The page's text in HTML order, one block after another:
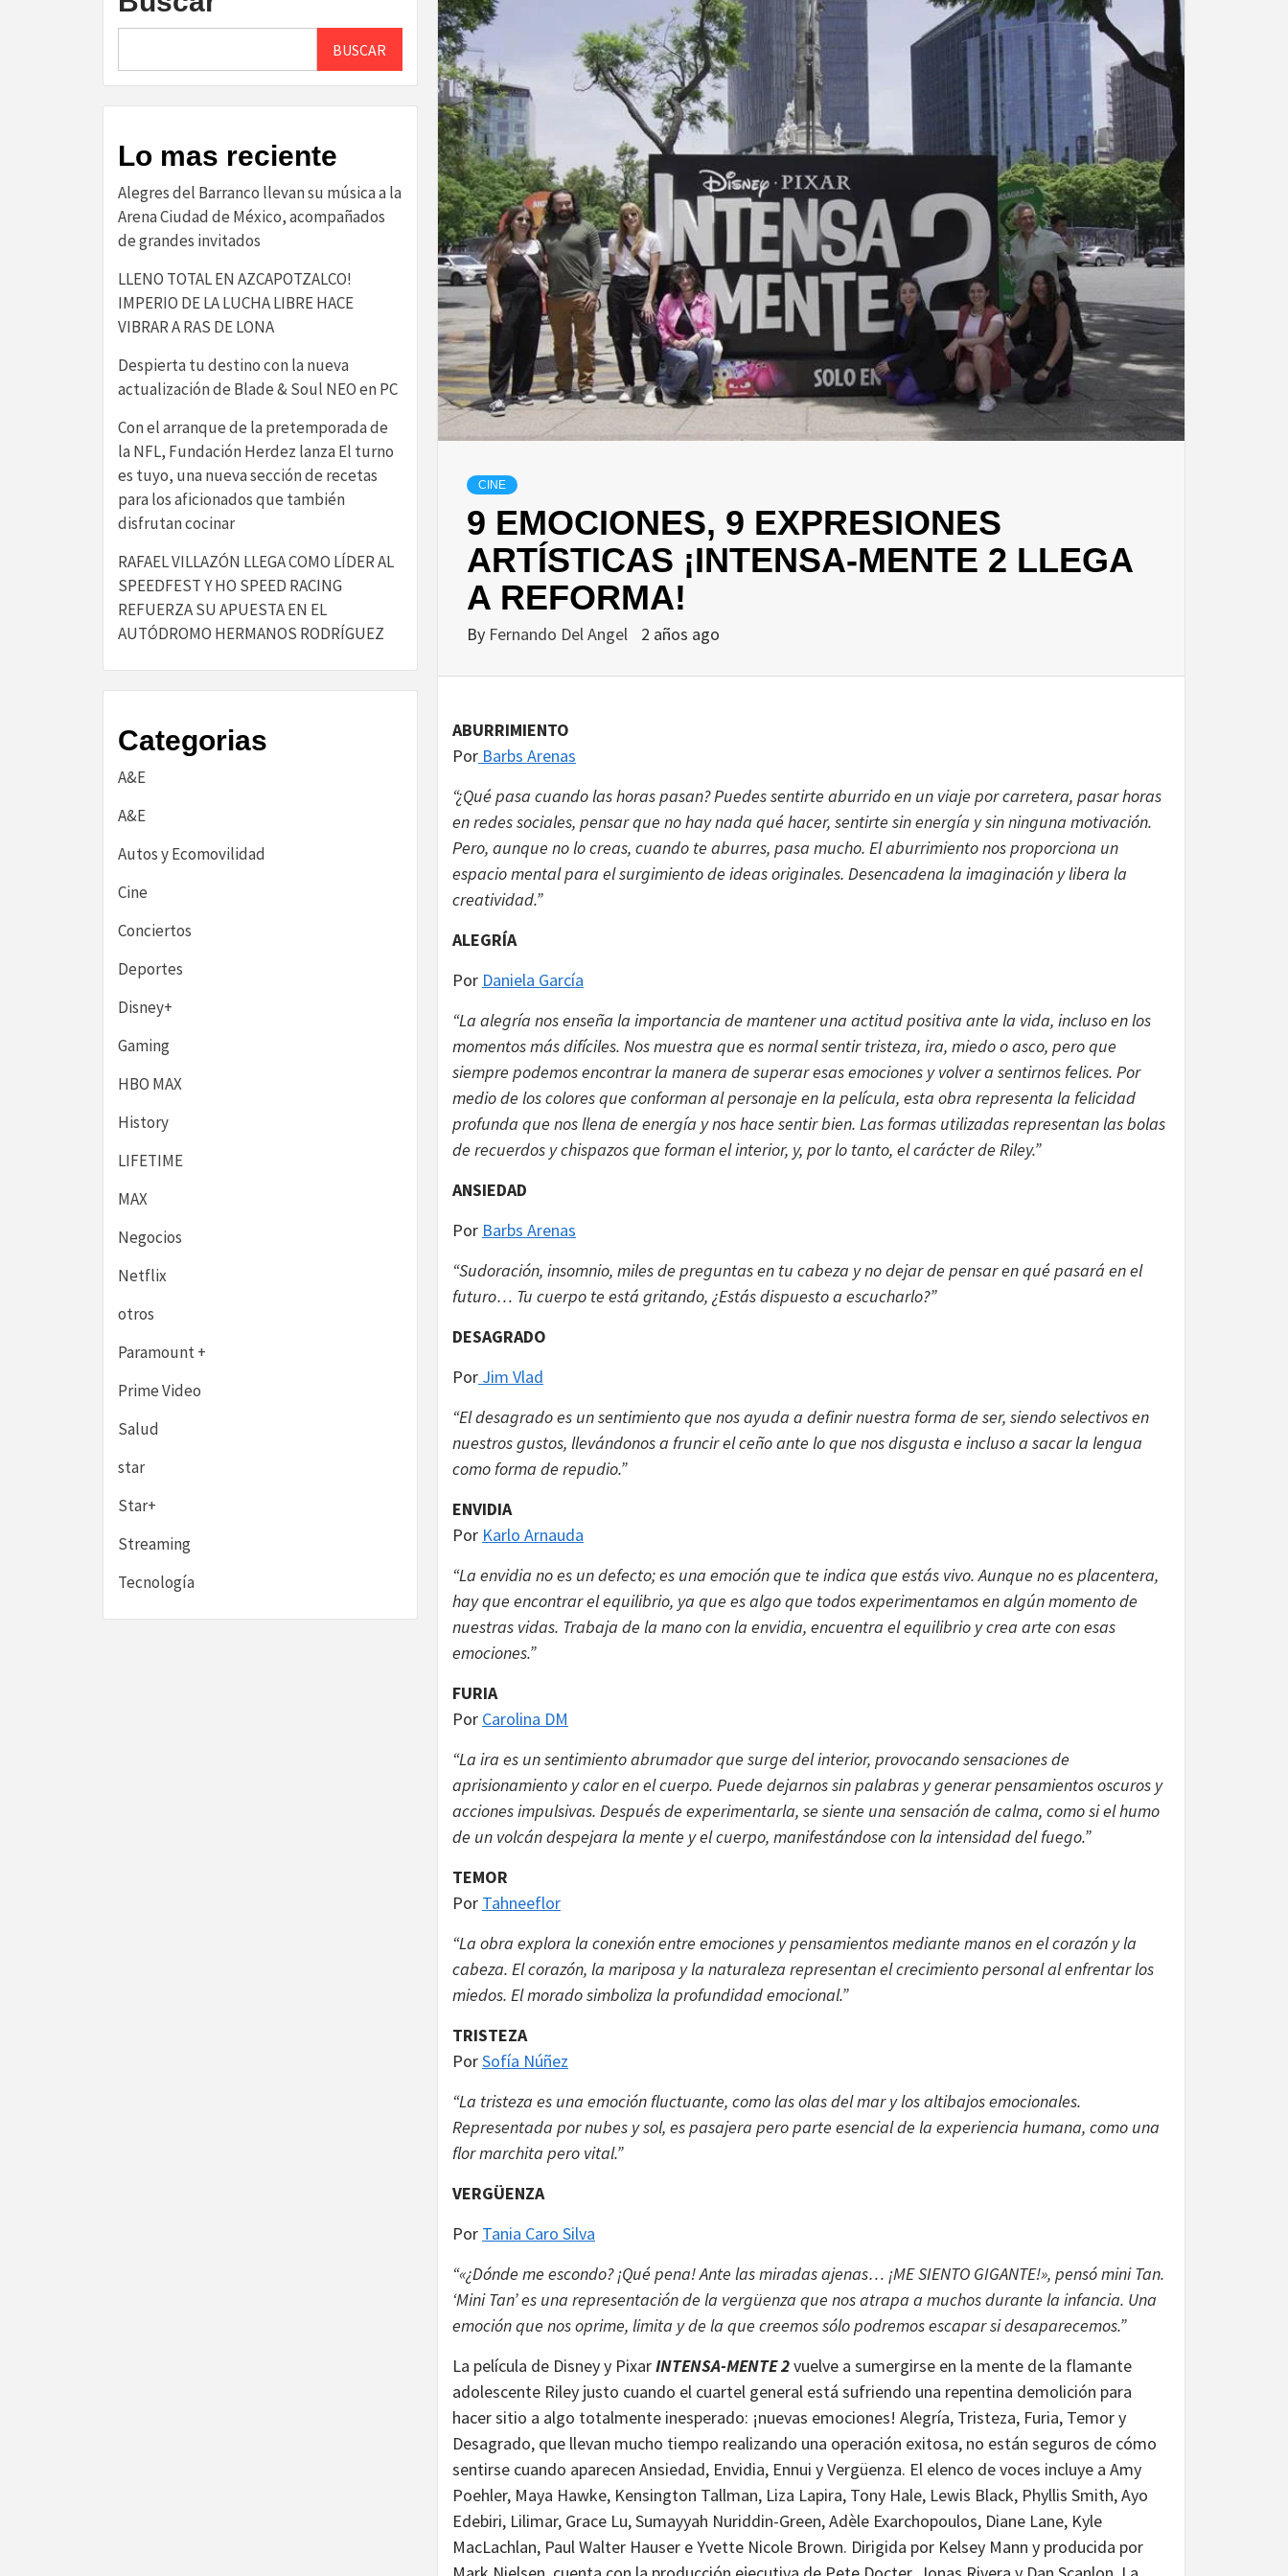
CINE
9 EMOCIONES, 9 EXPRESIONES
ARTÍSTICAS ¡INTENSA-MENTE 2 LLEGA
A REFORMA!
By Fernando Del Angel 2 años ago
ABURRIMIENTO
Por Barbs Arenas
“¿Qué pasa cuando las horas pasan? Puedes sentirte aburrido en un viaje por carretera, pasar horas
en redes sociales, pensar que no hay nada qué hacer, sentirte sin energía y sin ninguna motivación.
Pero, aunque no lo creas, cuando te aburres, pasa mucho. El aburrimiento nos proporciona un
espacio mental para el surgimiento de ideas originales. Desencadena la imaginación y libera la
creatividad.”
ALEGRÍA
Por Daniela García
“La alegría nos enseña la importancia de mantener una actitud positiva ante la vida, incluso en los
momentos más difíciles. Nos muestra que es normal sentir tristeza, ira, miedo o asco, pero que
siempre podemos encontrar la manera de superar esas emociones y volver a sentirnos felices. Por
medio de los colores que conforman al personaje en la película, esta obra representa la felicidad
profunda que nos llena de energía y nos hace sentir bien. Las formas utilizadas representan las bolas
de recuerdos y chispazos que forman el interior, y, por lo tanto, el carácter de Riley.”
ANSIEDAD
Por Barbs Arenas
“Sudoración, insomnio, miles de preguntas en tu cabeza y no dejar de pensar en qué pasará en el
futuro… Tu cuerpo te está gritando, ¿Estás dispuesto a escucharlo?”
DESAGRADO
Por Jim Vlad
“El desagrado es un sentimiento que nos ayuda a definir nuestra forma de ser, siendo selectivos en
nuestros gustos, llevándonos a fruncir el ceño ante lo que nos disgusta e incluso a sacar la lengua
como forma de repudio.”
ENVIDIA
Por Karlo Arnauda
“La envidia no es un defecto; es una emoción que te indica que estás vivo. Aunque no es placentera,
hay que encontrar el equilibrio, ya que es algo que todos experimentamos en algún momento de
nuestras vidas. Trabaja de la mano con la envidia, encuentra el equilibrio y crea arte con esas
emociones.”
FURIA
Por Carolina DM
“La ira es un sentimiento abrumador que surge del interior, provocando sensaciones de
aprisionamiento y calor en el cuerpo. Puede dejarnos sin palabras y generar pensamientos oscuros y
acciones impulsivas. Después de experimentarla, se siente una sensación de calma, como si el humo
de un volcán despejara la mente y el cuerpo, manifestándose con la intensidad del fuego.”
TEMOR
Por Tahneeflor
“La obra explora la conexión entre emociones y pensamientos mediante manos en el corazón y la
cabeza. El corazón, la mariposa y la naturaleza representan el crecimiento personal al enfrentar los
miedos. El morado simboliza la profundidad emocional.”
TRISTEZA
PorSofía Núñez
“La tristeza es una emoción fluctuante, como las olas del mar y los altibajos emocionales.
Representada por nubes y sol, es pasajera pero parte esencial de la experiencia humana, como una
flor marchita pero vital.”
VERGÜENZA
Por Tania Caro Silva
“«¿Dónde me escondo? ¡Qué pena! Ante las miradas ajenas… ¡ME SIENTO GIGANTE!», pensó mini Tan.
‘Mini Tan’ es una representación de la vergüenza que nos atrapa a muchos durante la infancia. Una
emoción que nos oprime, limita y de la que creemos sólo podremos escapar si desaparecemos.”
La película de Disney y PixarINTENSA-MENTE 2vuelve a sumergirse en la mente de la flamante
adolescente Riley justo cuando el cuartel general está sufriendo una repentina demolición para
hacer sitio a algo totalmente inesperado: ¡nuevas emociones! Alegría, Tristeza, Furia, Temor y
Desagrado, que llevan mucho tiempo realizando una operación exitosa, no están seguros de cómo
sentirse cuando aparecen Ansiedad, Envidia, Ennui y Vergüenza. El elenco de voces incluye a Amy
Poehler, Maya Hawke, Kensington Tallman, Liza Lapira, Tony Hale, Lewis Black, Phyllis Smith, Ayo
Edebiri, Lilimar, Grace Lu, Sumayyah Nuriddin-Green, Adèle Exarchopoulos, Diane Lane, Kyle
MacLachlan, Paul Walter Hauser e Yvette Nicole Brown. Dirigida por Kelsey Mann y producida por
BUSCAR
Lo mas reciente
Alegres del Barranco llevan su música a la
Arena Ciudad de México, acompañados
de grandes invitados
LLENO TOTAL EN AZCAPOTZALCO!
IMPERIO DE LA LUCHA LIBRE HACE
VIBRAR A RAS DE LONA
Despierta tu destino con la nueva
actualización de Blade & Soul NEO en PC
Con el arranque de la pretemporada de
la NFL, Fundación Herdez lanza El turno
es tuyo, una nueva sección de recetas
para los aficionados que también
disfrutan cocinar
RAFAEL VILLAZÓN LLEGA COMO LÍDER AL
SPEEDFEST Y HO SPEED RACING
REFUERZA SU APUESTA EN EL
AUTÓDROMO HERMANOS RODRÍGUEZ
Categorias
A&E
A&E
Autos y Ecomovilidad
Cine
Conciertos
Deportes
Disney+
Gaming
HBO MAX
History
LIFETIME
MAX
Negocios
Netflix
otros
Paramount +
Prime Video
Salud
star
Star+
Streaming
Tecnología